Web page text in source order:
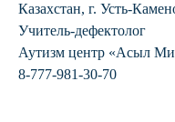
Казахстан, г. Усть-
Учитель-дефектолог
Аутизм центр «Асыл
8-777-981-30-70